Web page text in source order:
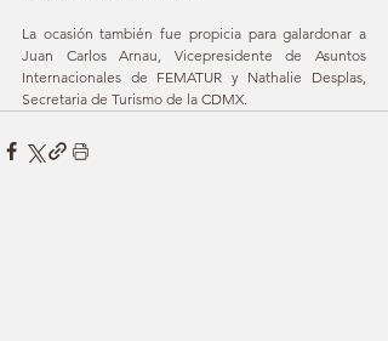
La ocasión también fue propicia para galardonar a
Juan Carlos Arnau, Vicepresidente de Asuntos
Internacionales de FEMATUR y Nathalie Desplas,
Secretaria de Turismo de la CDMX.